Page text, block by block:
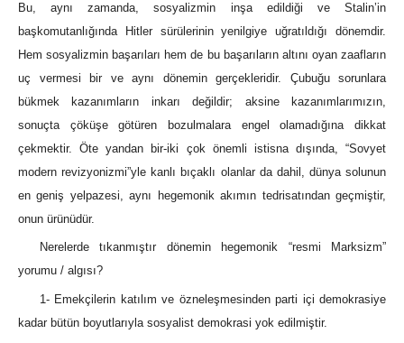
Bu, aynı zamanda, sosyalizmin inşa edildiği ve Stalin’in
başkomutanlığında Hitler sürülerinin yenilgiye uğratıldığı dönemdir.
Hem sosyalizmin başarıları hem de bu başarıların altını oyan zaafların
uç vermesi bir ve aynı dönemin gerçekleridir. Çubuğu sorunlara
bükmek kazanımların inkarı değildir; aksine kazanımlarımızın,
sonuçta çöküşe götüren bozulmalara engel olamadığına dikkat
çekmektir. Öte yandan bir-iki çok önemli istisna dışında, “Sovyet
modern revizyonizmi”yle kanlı bıçaklı olanlar da dahil, dünya solunun
en geniş yelpazesi, aynı hegemonik akımın tedrisatından geçmiştir,
onun ürünüdür.
Nerelerde tıkanmıştır dönemin hegemonik “resmi Marksizm”
yorumu / algısı?
1- Emekçilerin katılım ve özneleşmesinden parti içi demokrasiye
kadar bütün boyutlarıyla sosyalist demokrasi yok edilmiştir.